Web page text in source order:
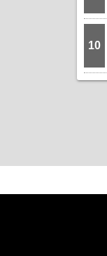
10